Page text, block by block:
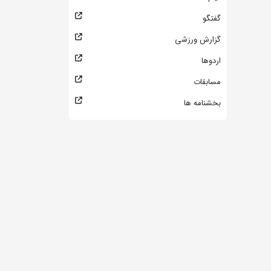
گفتگو
گزارش ورزشی
اردوها
مسابقات
بخشنامه ها